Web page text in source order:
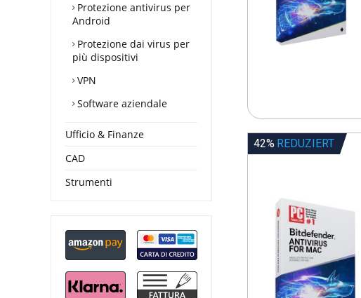
Protezione antivirus per
Android
Protezione dai virus per
più dispositivi
VPN
Software aziendale
Ufficio & Finanze
CAD
Strumenti
42% REDUZIERT